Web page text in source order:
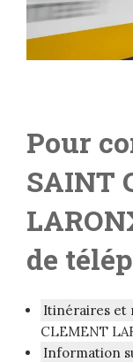
Pour
SAINT
de
Itinéraires et
CLEMENT
Information